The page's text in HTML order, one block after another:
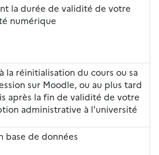
la durée de validité de votre
numérique
la réinitialisation du cours ou sa
sur Moodle, ou au plus tard
après la fin de validité de votre
administrative à l'université
base de données